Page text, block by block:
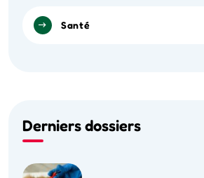
Santé
Derniers dossiers